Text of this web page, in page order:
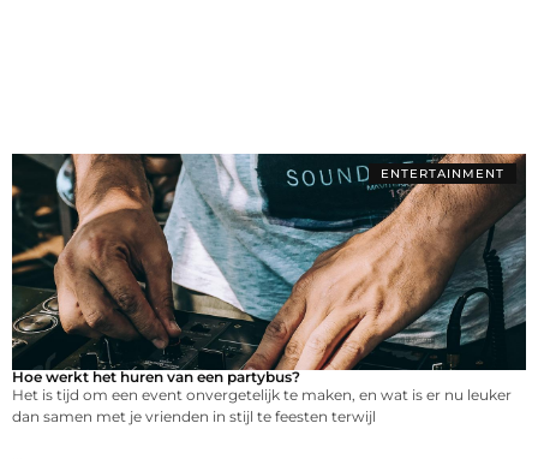
ENTERTAINMENT
Hoe werkt het huren van een partybus?
Het is tijd om een event onvergetelijk te maken, en wat is er nu leuker
dan samen met je vrienden in stijl te feesten terwijl